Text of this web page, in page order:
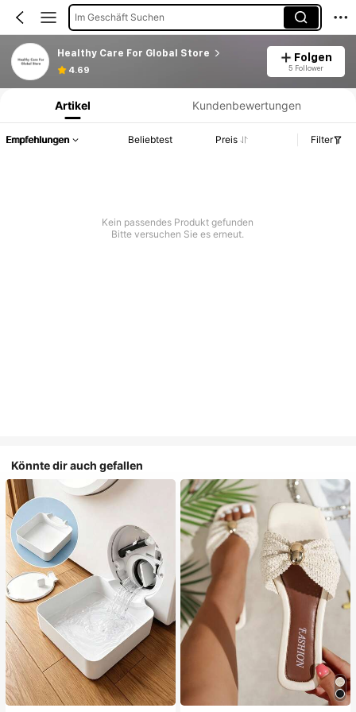
Im Geschäft Suchen
Healthy Care For Global Store
4.69
Folgen
5 Follower
Produktinformation: Preisangabe, Verkaufs- und Lagerbestandsdetails.
Artikel Kundenbewertungen
Empfehlungen Beliebtest Preis Filter
Kein passendes Produkt gefunden
Bitte versuchen Sie es erneut.
Könnte dir auch gefallen